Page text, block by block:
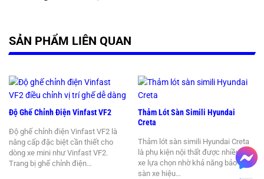
SẢN PHẨM LIÊN QUAN
Độ Ghế Chỉnh Điện Vinfast VF2
Độ ghế chỉnh điện Vinfast VF2 là
nâng cấp đặc biệt cần thiết cho
dòng xe mini như Vinfast VF2.
Trang bị ghế chỉnh điện…
Thảm Lót Sàn Simili Hyundai
Creta
Thảm lót sàn simili Hyundai Creta
là phụ kiện nội thất được nhiều chủ
xe lựa chọn nhờ khả năng bảo vệ
sàn xe hiệu…